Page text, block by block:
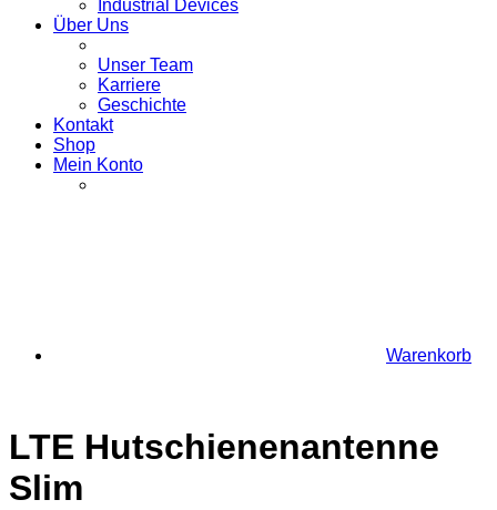
Industrial Devices
Über Uns
Unser Team
Karriere
Geschichte
Kontakt
Shop
Mein Konto
Warenkorb
LTE Hutschienenantenne
Slim